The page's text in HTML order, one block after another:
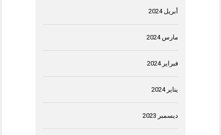
أبريل 2024
مارس 2024
فبراير 2024
يناير 2024
ديسمبر 2023